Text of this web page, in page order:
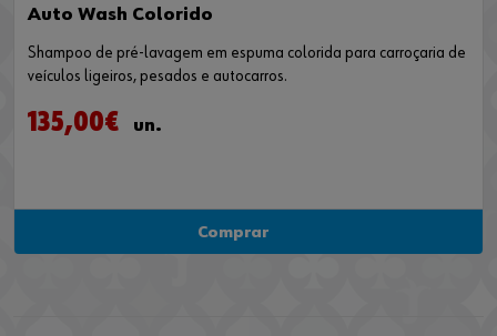
Auto Wash Colorido
Shampoo de pré-lavagem em espuma colorida para carroçaria de
veículos ligeiros, pesados e autocarros.
135,00€ un.
Comprar